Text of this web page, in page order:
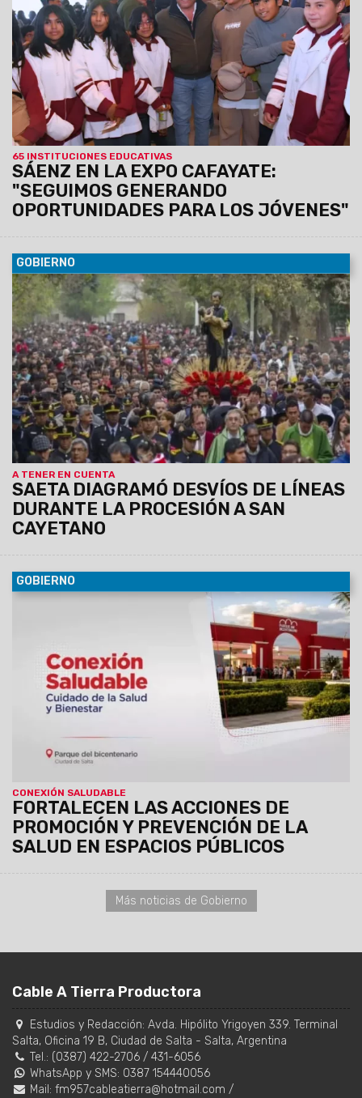
65 INSTITUCIONES EDUCATIVAS
SÁENZ EN LA EXPO CAFAYATE:
"SEGUIMOS GENERANDO
OPORTUNIDADES PARA LOS JÓVENES"
educación superior, centros de formación profesional
y otras instituciones presentaron sus planes de
estudio e iniciativas de inserción laboral.
GOBIERNO
A TENER EN CUENTA
SAETA DIAGRAMÓ DESVÍOS DE LÍNEAS
DURANTE LA PROCESIÓN A SAN
CAYETANO
09/08/2026 También incluye las paradas que una vez
finalizada la procesión volverán a su ubicación habitual.
GOBIERNO
CONEXIÓN SALUDABLE
FORTALECEN LAS ACCIONES DE
PROMOCIÓN Y PREVENCIÓN DE LA
SALUD EN ESPACIOS PÚBLICOS
La propuesta “Conexión Saludable”, impulsada
por Salud Pública y la Unidad de Parques Urbanos, ofrecerá
actividades gratuitas orientadas a la promoción de hábitos
saludables y la prevención de factores de riesgo en el
Parque del Bicentenario.
Más noticias de Gobierno
Cable A Tierra Productora
Estudios y Redacción: Avda. Hipólito Yrigoyen 339. Terminal
Salta, Oficina 19 B, Ciudad de Salta - Salta, Argentina
Tel.: (0387) 422-2706 / 431-6056
WhatsApp y SMS: 0387 154440056
Mail: fm957cableatierra@hotmail.com /